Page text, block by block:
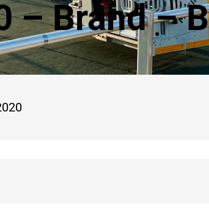
– Brand –